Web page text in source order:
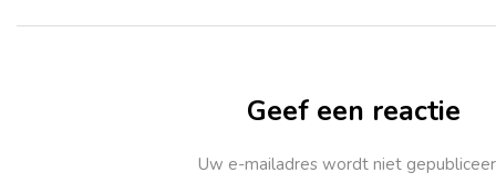
Geef een reactie
Uw e-mailadres wordt niet